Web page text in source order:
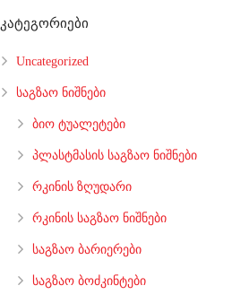
კატეგორიები
Uncategorized
საგზაო ნიშნები
ბიო ტუალეტები
პლასტმასის საგზაო ნიშნები
რკინის ზღუდარი
რკინის საგზაო ნიშნები
საგზაო ბარიერები
საგზაო ბოძკინტები